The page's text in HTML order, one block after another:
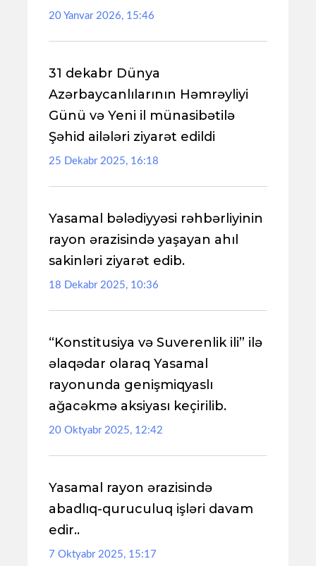
20 Yanvar 2026, 15:46
31 dekabr Dünya
Azərbaycanlılarının Həmrəyliyi
Günü və Yeni il münasibətilə
Şəhid ailələri ziyarət edildi
25 Dekabr 2025, 16:18
Yasamal bələdiyyəsi rəhbərliyinin
rayon ərazisində yaşayan ahıl
sakinləri ziyarət edib.
18 Dekabr 2025, 10:36
“Konstitusiya və Suverenlik ili” ilə
əlaqədar olaraq Yasamal
rayonunda genişmiqyaslı
ağacəkmə aksiyası keçirilib.
20 Oktyabr 2025, 12:42
Yasamal rayon ərazisində
abadlıq-quruculuq işləri davam
edir..
7 Oktyabr 2025, 15:17